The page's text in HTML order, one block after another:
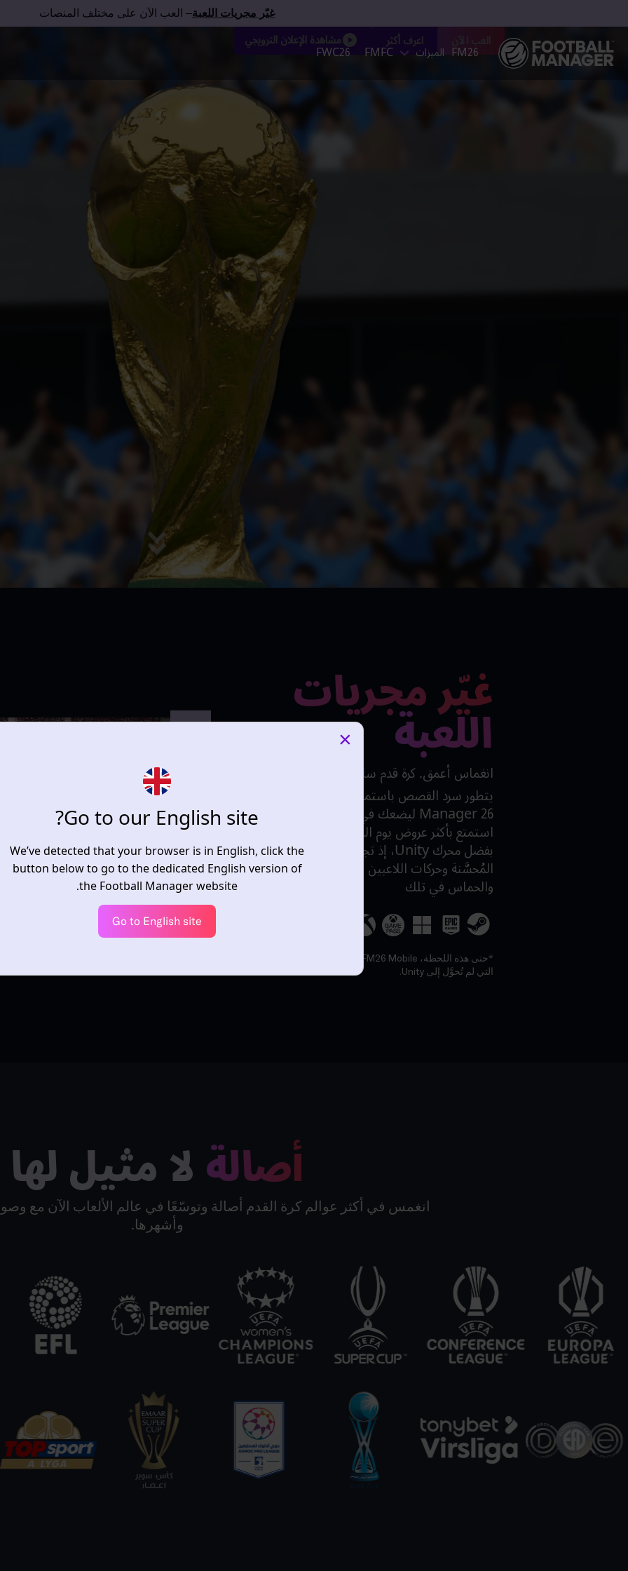
غيّر مجريات اللعبة– العب الآن على مختلف المنصات
FM26 الميزات FMFC
FWC26 اعرف أكثر مشاهدة الإعلان الترويجي
غيّر مجريات
اللعبة
انغماس أعمق. كرة قدم سلسة. إثارة خالصة.
Manager 26 ليضعك في صميم اللعبة الجميلة.
استمتع بأكثر عروض يوم المباراة جاذبية في السلسلة
بفضل محرك Unity، إذ تجتمع المؤثرات البصرية
المُحسَّنة وحركات اللاعبين المرنة لرفع مستوى الإثارة
والحماس في تلك
التي لم تُحوَّل إلى Unity.
أصالةلا مثيل لها
انغمس في أكثر عوالم كرة القدم أصالة وتوسّعًا في عالم الألعاب الآن مع
وأشهرها.
Go to our English site?
We’ve detected that your browser is in English, click the
button below to go to the dedicated English version of
the Football Manager website.
Go to English site
×